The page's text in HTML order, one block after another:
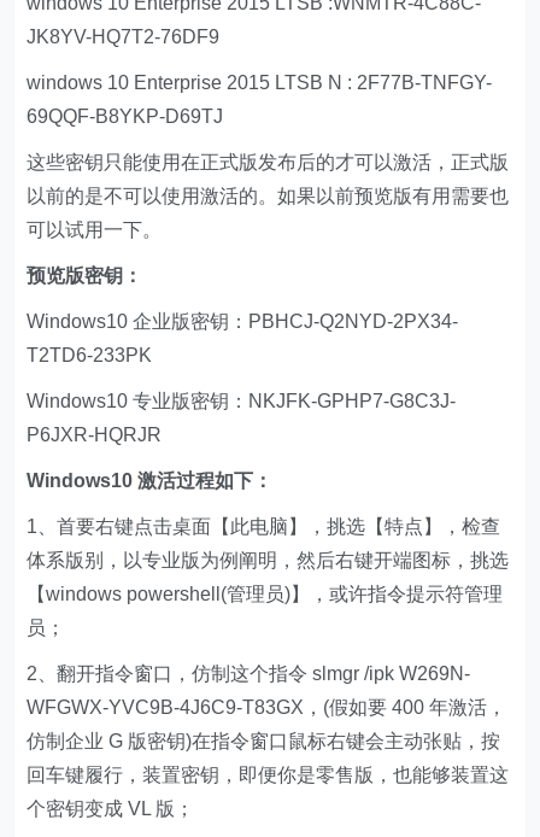
JK8YV-HQ7T2-76DF9
windows 10 Enterprise 2015 LTSB N : 2F77B-TNFGY-
69QQF-B8YKP-D69TJ
这些密钥只能使用在正式版发布后的才可以激活，正式版
以前的是不可以使用激活的。如果以前预览版有用需要也
可以试用一下。
预览版密钥：
Windows10 企业版密钥：PBHCJ-Q2NYD-2PX34-
T2TD6-233PK
Windows10 专业版密钥：NKJFK-GPHP7-G8C3J-
P6JXR-HQRJR
Windows10 激活过程如下：
1、首要右键点击桌面【此电脑】，挑选【特点】，检查
体系版别，以专业版为例阐明，然后右键开端图标，挑选
【windows powershell(管理员)】，或许指令提示符管理
员；
2、翻开指令窗口，仿制这个指令 slmgr /ipk W269N-
WFGWX-YVC9B-4J6C9-T83GX，(假如要 400 年激活，
仿制企业 G 版密钥)在指令窗口鼠标右键会主动张贴，按
回车键履行，装置密钥，即便你是零售版，也能够装置这
个密钥变成 VL 版；